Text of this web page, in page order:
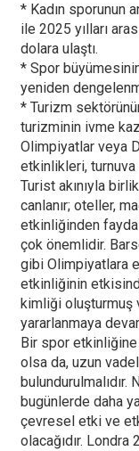
* Kadın sporunun
ile 2025 yılları
dolara ulaştı.
* Spor
yeniden
* Turizm
turizminin ivme
Olimpiyatlar veya
etkinlikleri,
Turist akınıyla
canlanır; oteller,
etkinliğinden fayda
çok önemlidir.
gibi Olimpiyatlara
etkinliğinin
kimliği oluşturmuş
yararlanmaya
Bir spor etkinliğine
olsa da, uzun
bugünlerde daha
çevresel etki ve
olacağıdır.